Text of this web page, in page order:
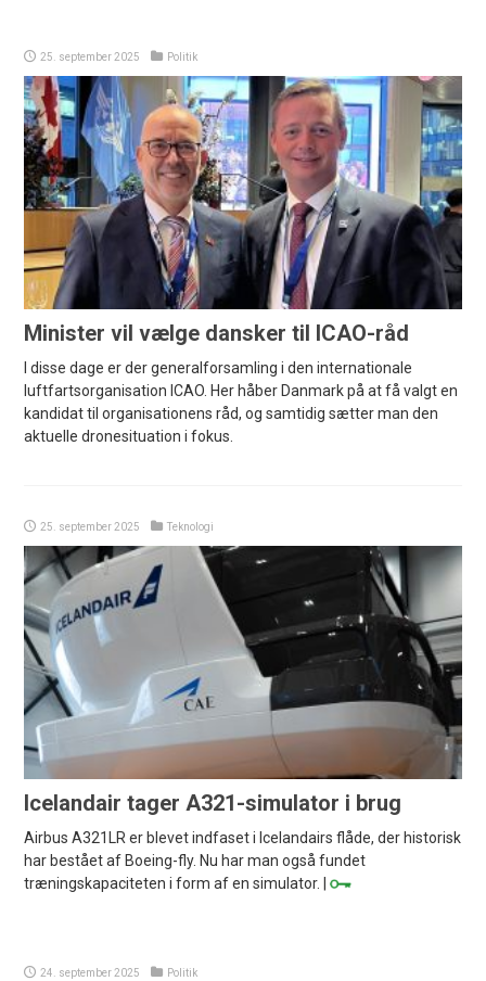
25. september 2025 Politik
Minister vil vælge dansker til ICAO-råd
I disse dage er der generalforsamling i den internationale
luftfartsorganisation ICAO. Her håber Danmark på at få valgt en
kandidat til organisationens råd, og samtidig sætter man den
aktuelle dronesituation i fokus.
25. september 2025 Teknologi
Icelandair tager A321-simulator i brug
Airbus A321LR er blevet indfaset i Icelandairs flåde, der historisk
har bestået af Boeing-fly. Nu har man også fundet
træningskapaciteten i form af en simulator. |
24. september 2025 Politik